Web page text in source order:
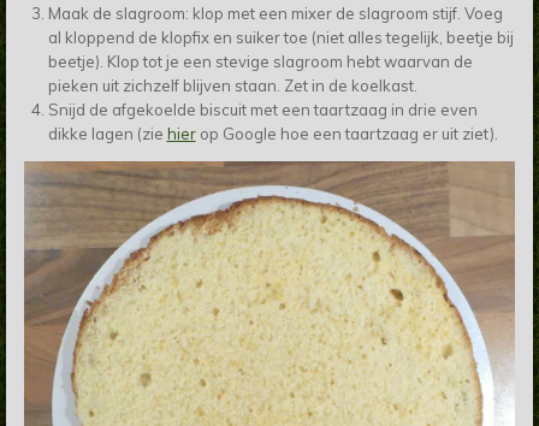
Maak de slagroom: klop met een mixer de slagroom stijf. Voeg
al kloppend de klopfix en suiker toe (niet alles tegelijk, beetje bij
beetje). Klop tot je een stevige slagroom hebt waarvan de
pieken uit zichzelf blijven staan. Zet in de koelkast.
Snijd de afgekoelde biscuit met een taartzaag in drie even
dikke lagen (zie hierop Google hoe een taartzaag er uit ziet).